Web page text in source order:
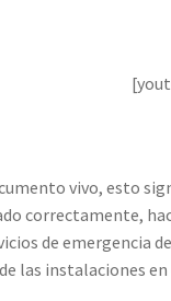
vivo, esto
correctamente,
de
las instalaciones en